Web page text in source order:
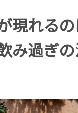
現れる
み過ぎ